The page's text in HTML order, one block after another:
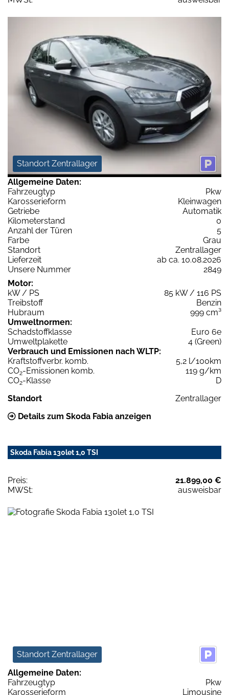
Standort Zentrallager
Allgemeine Daten:
Fahrzeugtyp
Pkw
Karosserieform
Kleinwagen
Getriebe
Automatik
Kilometerstand
0
Anzahl der Türen
5
Farbe
Grau
Standort
Zentrallager
Lieferzeit
ab ca. 10.08.2026
Unsere Nummer
2849
Motor:
kW / PS
85 kW / 116 PS
Treibstoff
Benzin
Hubraum
999 cm³
Umweltnormen:
Schadstoffklasse
Euro 6e
Umweltplakette
4 (Green)
Verbrauch und Emissionen nach WLTP:
Kraftstoffverbr. komb.
5,2 l/100km
CO2-Emissionen komb.
119 g/km
CO2-Klasse
D
Standort
Zentrallager
Details zum Skoda Fabia anzeigen
Skoda Fabia 130let 1,0 TSI
Preis:
21.899,00 €
MWSt:
ausweisbar
Standort Zentrallager
Allgemeine Daten:
Fahrzeugtyp
Pkw
Karosserieform
Limousine